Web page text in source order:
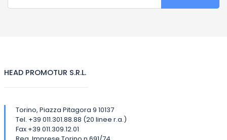
HEAD PROMOTUR S.R.L.
Torino, Piazza Pitagora 9 10137
Tel. +39 011.301.88.88 (20 linee r.a.)
Fax +39 011.309.12.01